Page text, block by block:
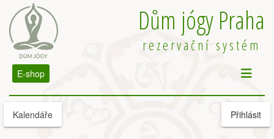
Dům jógy Praha
rezervační systém
E-shop
Kalendáře Přihlásit